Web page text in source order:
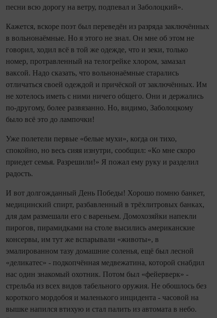
песни всю дорогу на ветру, подпевал и Заболоцкий».
Кажется, вскоре поэт был переведён из разряда заключённых
в вольнонаёмные. Но я этого не знал. Он мне об этом не
говорил, ходил всё в той же одежде, что и зеки, только
номер, протравленный на телогрейке хлором, замазал
ваксой. Надо сказать, что вольнонаёмные старались
отличаться своей одеждой и причёской от заключённых. Им
не хотелось иметь с ними ничего общего. Они и держались
по‑другому, более развязанно. Но, видимо, Заболоцкому
было всё это до лампочки!
Уже полетели первые «белые мухи», когда он тихо,
спокойно, но весь сияя изнутри, сообщил: «Ко мне скоро
приедет семья. Разрешили!» Я пожал ему руку и разделил
радость.
И вот долгожданный День Победы! Хорошо помню банкет,
медицинский спирт, разбавленный в трёхлитровых банках,
для дам размешали его с вареньем. Домохозяйки напекли
пирогов, пирамидками на столе высились американские
консервы, им тут же вспарывали «животы», в
эмалированном тазу домашние соленья, ещё был лесной
«деликатес» - подкопчённая медвежатина, которой снабдил
нас один знакомый охотник. Потом был «фейерверк» -
стрельба из всех видов табельного оружия. Не обошлось без
короткого мордобоя и маленького инцидента - часовой на
вышке напился втихую и стал палить из автомата в небо.